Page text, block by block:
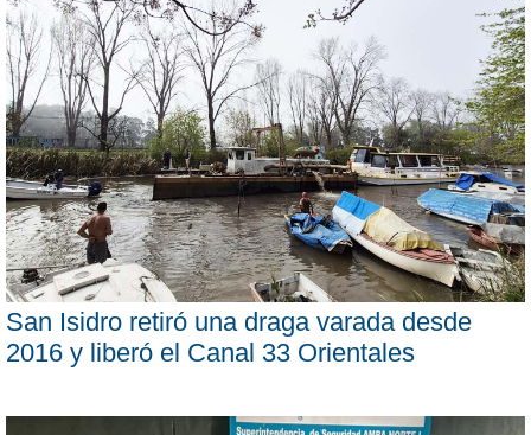
San Isidro retiró una draga varada desde
2016 y liberó el Canal 33 Orientales